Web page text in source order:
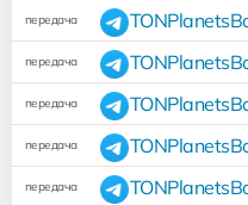
передача
передача
передача
передача
передача